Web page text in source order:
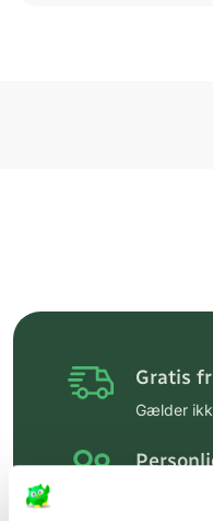
Gratis
Gælder